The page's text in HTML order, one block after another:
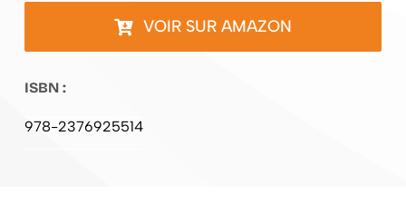
VOIR SUR AMAZON
ISBN :
978-2376925514